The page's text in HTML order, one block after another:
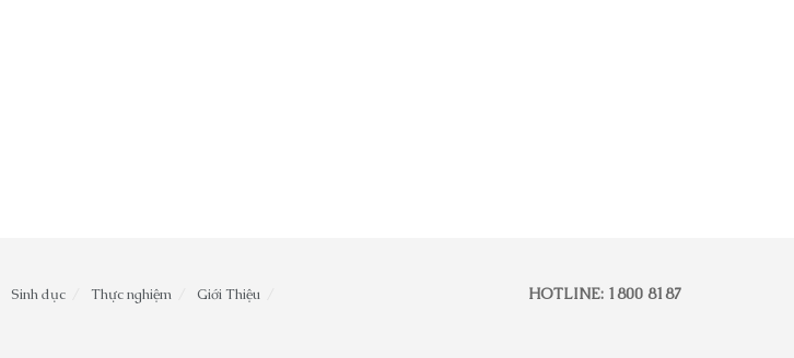
Sinh dục Thực nghiệm
Giới Thiệu
HOTLINE: 1800 8187